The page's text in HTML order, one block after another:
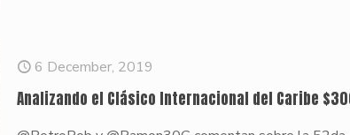
6 December, 2019
Analizando el Clásico Internacional del Caribe